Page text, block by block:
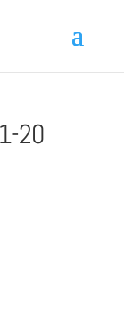
20